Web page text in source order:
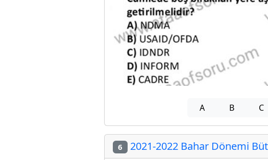
A B C
6 2021-2022 Bahar Dönemi